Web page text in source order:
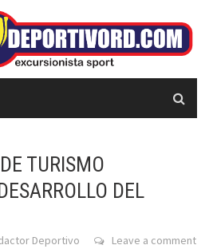
TURISMO
DEL
Deportivo Leave a comment